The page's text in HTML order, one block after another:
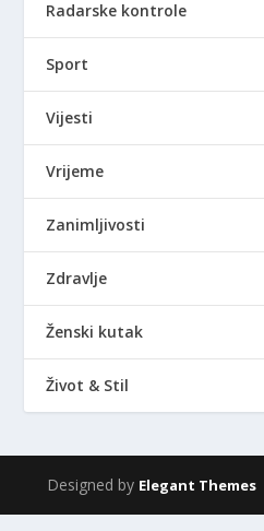
Radarske kontrole
Sport
Vijesti
Vrijeme
Zanimljivosti
Zdravlje
Ženski kutak
Život & Stil
Designed by Elegant Themes